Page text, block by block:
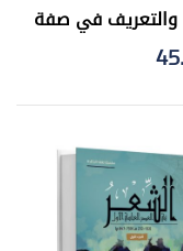
والتعريف في صفة